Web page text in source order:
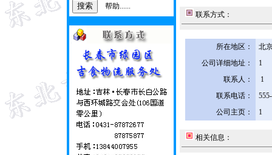
帮助......
联系方式：
所在地区：
北
公司详细地址：
1
联系人：
1
联系电话：
公司主页：
1
相关信息：